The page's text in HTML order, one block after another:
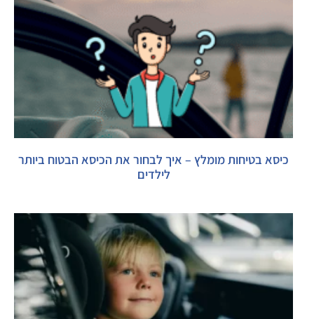
כיסא בטיחות מומלץ – איך לבחור את הכיסא הבטוח ביותר
לילדים